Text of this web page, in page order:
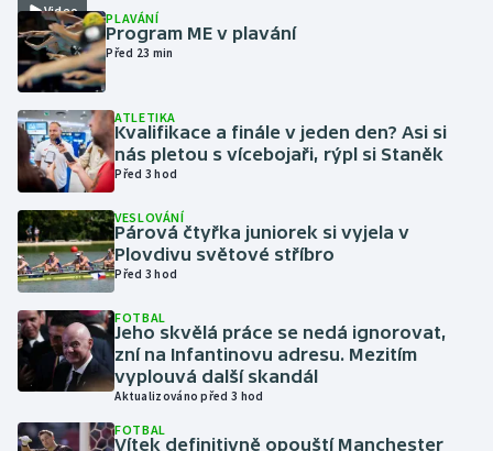
Jezdectví
Judo
Krasobruslení
Lezení
Lyže a snowboard
Moderní pětiboj
Motorsport
Olympijské hry
Parasport
Video PLAVÁNÍ
Program ME v plavání
Před 23 min
ATLETIKA
Kvalifikace a finále v jeden den? Asi si
nás pletou s vícebojaři, rýpl si Staněk
Před 3 hod
VESLOVÁNÍ
Párová čtyřka juniorek si vyjela v
Plovdivu světové stříbro
Před 3 hod
FOTBAL
Jeho skvělá práce se nedá ignorovat,
zní na Infantinovu adresu. Mezitím
vyplouvá další skandál
Aktualizováno před 3 hod
FOTBAL
Vítek definitivně opouští Manchester